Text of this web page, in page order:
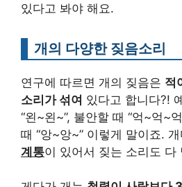
있다고 봐야 해요.
개의 다양한 짖음소리
연구에 따르면 개의 짖음은 적
소리가 섞여 있다고 합니다?!
“왼~왼~”, 불안할 때 “억~억~
때 “앙~앙~” 이렇게 말이죠.
계통이 있어서 짖는 소리도 다